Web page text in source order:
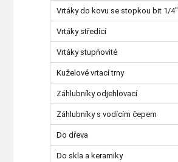
Vrtáky do kovu se stopkou bit 1/4"
Vrtáky středící
Vrtáky stupňovité
Kuželové vrtací trny
Záhlubníky odjehlovací
Záhlubníky s vodícím čepem
Do dřeva
Do skla a keramiky